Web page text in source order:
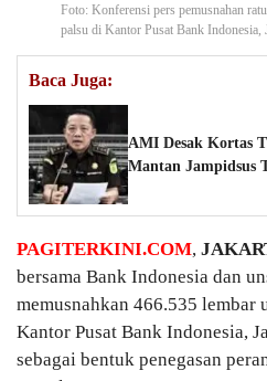
Foto: Konferensi pers pemusnahan
palsu di Kantor Pusat Bank Indonesia,
Baca Juga:
AMI Desak Kortas
Mantan Jampidsus
PAGITERKINI.COM,
bersama Bank Indonesia dan
memusnahkan 466.535 lembar
Kantor Pusat Bank Indonesia,
sebagai bentuk penegasan